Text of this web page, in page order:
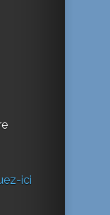
ici